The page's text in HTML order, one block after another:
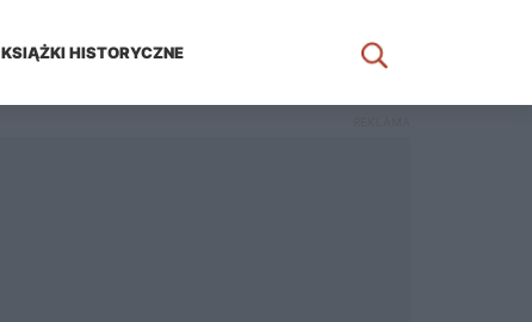
KSIĄŻKI HISTORYCZNE